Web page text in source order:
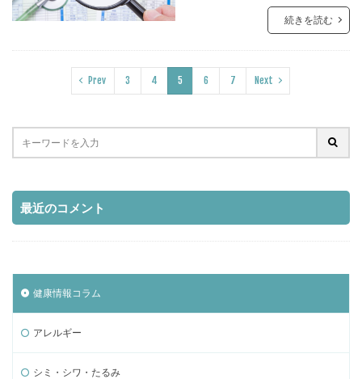
続きを読む
Prev 3 4 5 6 7 Next
最近のコメント
健康情報コラム
アレルギー
シミ・シワ・たるみ